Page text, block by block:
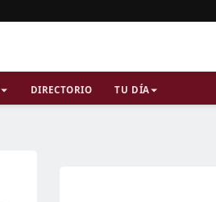
DIRECTORIO TU DÍA